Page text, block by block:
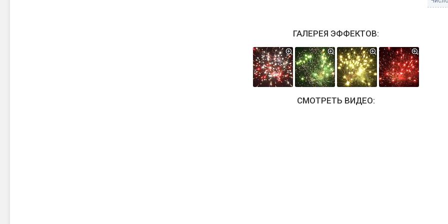
ГАЛЕРЕЯ ЭФФЕКТОВ:
СМОТРЕТЬ ВИДЕО: